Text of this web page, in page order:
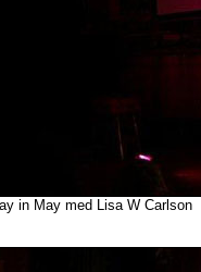
in May med Lisa W Carlson